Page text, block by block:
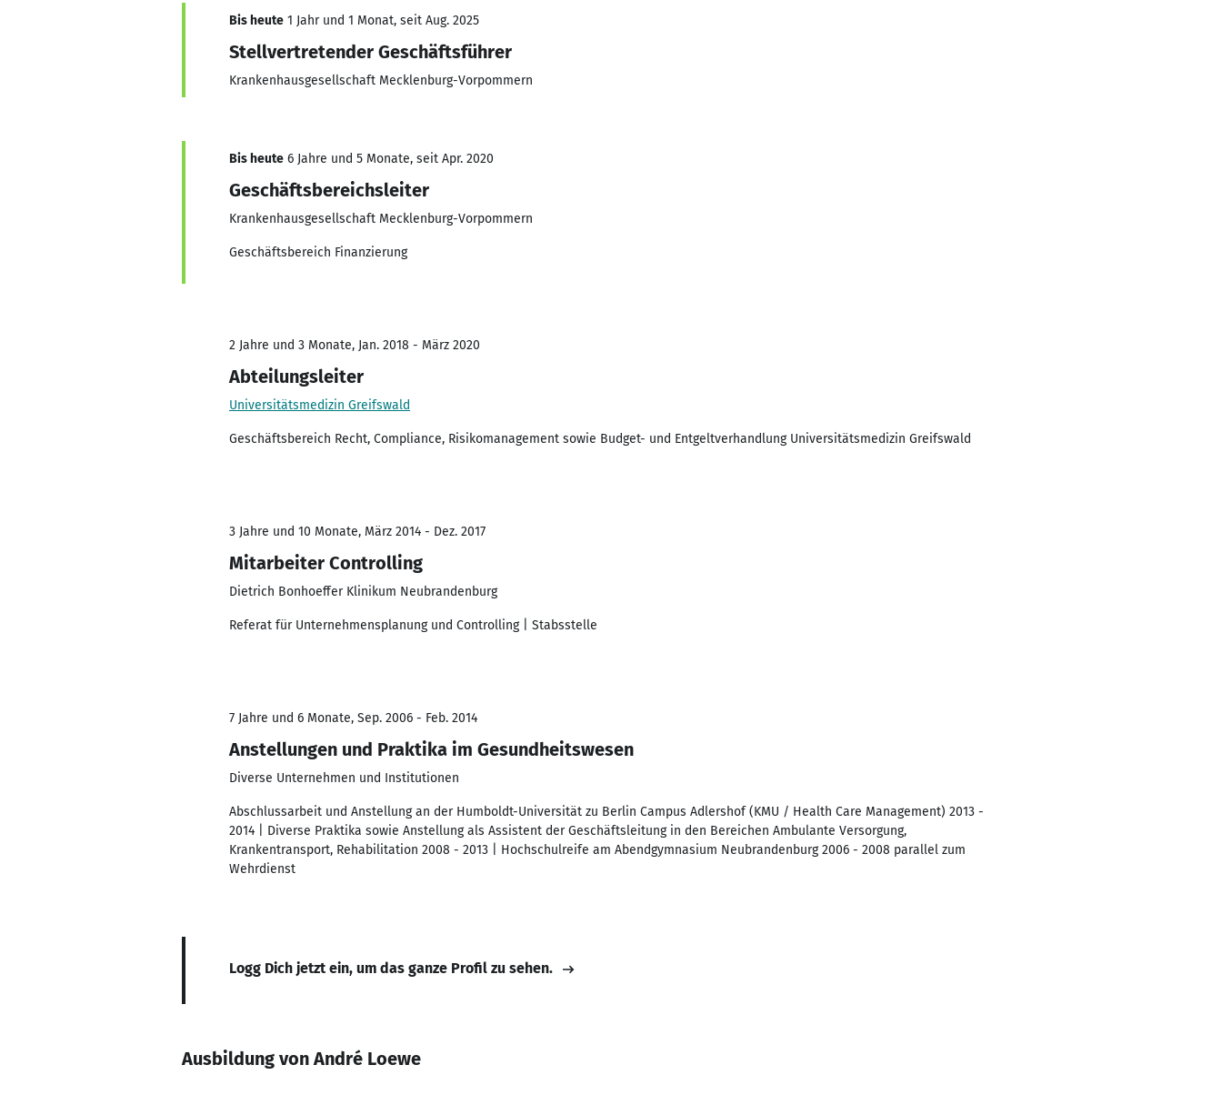
Bis heute 1 Jahr und 1 Monat, seit Aug. 2025
Stellvertretender Geschäftsführer
Krankenhausgesellschaft Mecklenburg-Vorpommern
Bis heute 6 Jahre und 5 Monate, seit Apr. 2020
Geschäftsbereichsleiter
Krankenhausgesellschaft Mecklenburg-Vorpommern
Geschäftsbereich Finanzierung
2 Jahre und 3 Monate, Jan. 2018 - März 2020
Abteilungsleiter
Universitätsmedizin Greifswald
Geschäftsbereich Recht, Compliance, Risikomanagement sowie Budget- und Entgeltverhandlung Universitätsmedizin Greifswald
3 Jahre und 10 Monate, März 2014 - Dez. 2017
Mitarbeiter Controlling
Dietrich Bonhoeffer Klinikum Neubrandenburg
Referat für Unternehmensplanung und Controlling | Stabsstelle
7 Jahre und 6 Monate, Sep. 2006 - Feb. 2014
Anstellungen und Praktika im Gesundheitswesen
Diverse Unternehmen und Institutionen
Abschlussarbeit und Anstellung an der Humboldt-Universität zu Berlin Campus Adlershof (KMU / Health Care Management) 2013 -
2014 | Diverse Praktika sowie Anstellung als Assistent der Geschäftsleitung in den Bereichen Ambulante Versorgung,
Krankentransport, Rehabilitation 2008 - 2013 | Hochschulreife am Abendgymnasium Neubrandenburg 2006 - 2008 parallel zum
Wehrdienst
Logg Dich jetzt ein, um das ganze Profil zu sehen.
Ausbildung von André Loewe